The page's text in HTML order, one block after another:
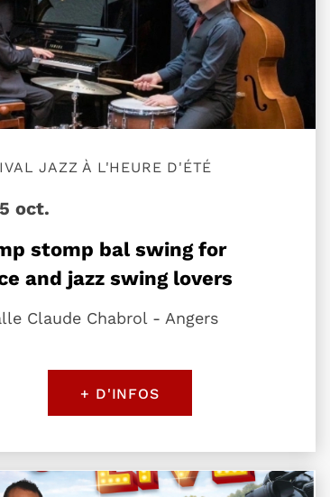
stomp bal swing for
and jazz swing lovers
JAZZ À L'HEURE D'ÉTÉ
oct.
Claude Chabrol - Angers
+ D'INFOS
sur l'évènement Tout part en